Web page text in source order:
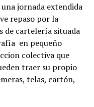
jornada extendida
repaso por la
de cartelería situada
en pequeño
colectiva que
traer su propio
telas, cartón,